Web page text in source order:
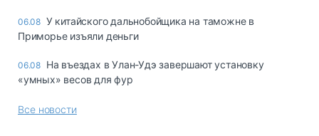
06.08 У китайского дальнобойщика на таможне в
Приморье изъяли деньги
06.08 Ha въeздax в Улaн-Удэ зaвepшaют ycтaнoвкy
«yмныx» вecoв для фyp
Все новости